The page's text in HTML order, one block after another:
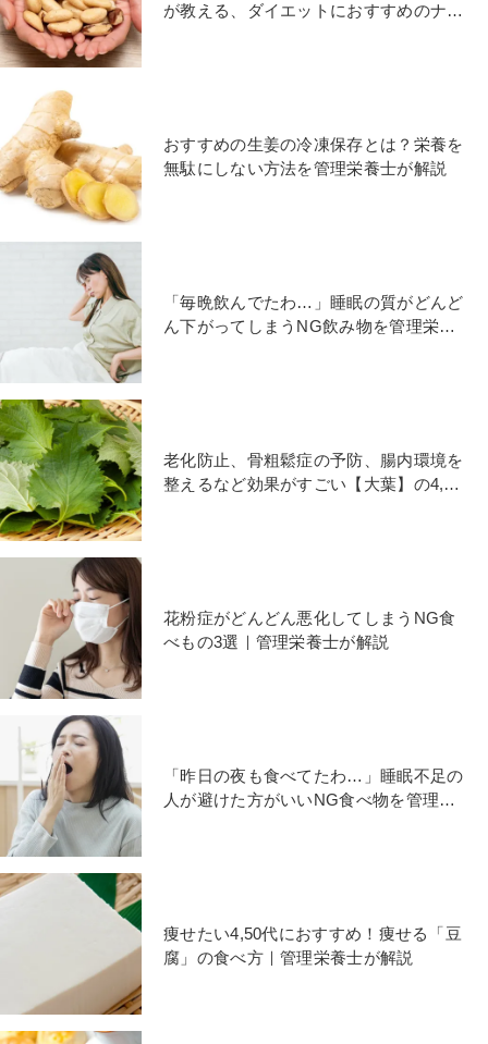
が教える、ダイエットにおすすめのナッ
おすすめの生姜の冷凍保存とは？栄養を
無駄にしない方法を管理栄養士が解説
「毎晩飲んでたわ…」睡眠の質がどんど
ん下がってしまうNG飲み物を管理栄養
老化防止、骨粗鬆症の予防、腸内環境を
整えるなど効果がすごい【大葉】の4,50
花粉症がどんどん悪化してしまうNG食
べもの3選｜管理栄養士が解説
「昨日の夜も食べてたわ…」睡眠不足の
人が避けた方がいいNG食べ物を管理栄
痩せたい4,50代におすすめ！痩せる「豆
腐」の食べ方｜管理栄養士が解説